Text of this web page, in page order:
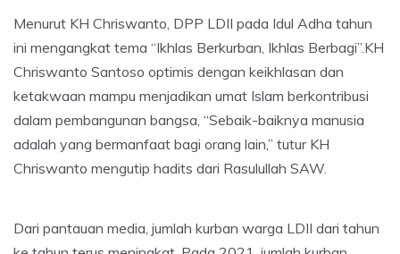
Menurut KH Chriswanto, DPP LDII pada Idul Adha tahun
ini mengangkat tema “Ikhlas Berkurban, Ikhlas Berbagi”.KH
Chriswanto Santoso optimis dengan keikhlasan dan
ketakwaan mampu menjadikan umat Islam berkontribusi
dalam pembangunan bangsa, “Sebaik-baiknya manusia
adalah yang bermanfaat bagi orang lain,” tutur KH
Chriswanto mengutip hadits dari Rasulullah SAW.
Dari pantauan media, jumlah kurban warga LDII dari tahun